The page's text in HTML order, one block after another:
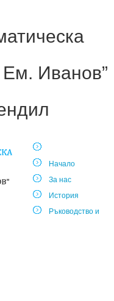
Иванов”
Начало
За нас
История
Ръководство и